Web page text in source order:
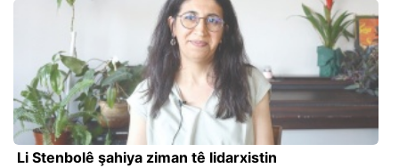
Li Stenbolê şahiya ziman tê lidarxistin